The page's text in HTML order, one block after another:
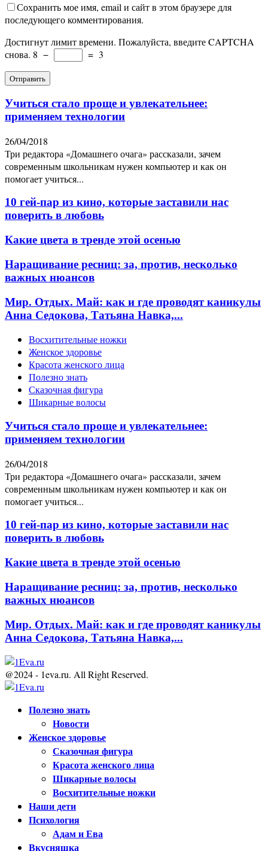
Сохранить мое имя, email и сайт в этом браузере для
последующего комментирования.
Достигнут лимит времени. Пожалуйста, введите CAPTCHA
снова. 8 − = 3
Учиться стало проще и увлекательнее:
применяем технологии
26/04/2018
Три редактора «Домашнего очага» рассказали, зачем
современным школьникам нужен компьютер и как он
помогает учиться...
10 гей-пар из кино, которые заставили нас
поверить в любовь
Какие цвета в тренде этой осенью
Наращивание ресниц: за, против, несколько
важных нюансов
Мир. Отдых. Май: как и где проводят каникулы
Анна Седокова, Татьяна Навка,...
Восхитительные ножки
Женское здоровье
Красота женского лица
Полезно знать
Сказочная фигура
Шикарные волосы
Учиться стало проще и увлекательнее:
применяем технологии
26/04/2018
Три редактора «Домашнего очага» рассказали, зачем
современным школьникам нужен компьютер и как он
помогает учиться...
10 гей-пар из кино, которые заставили нас
поверить в любовь
Какие цвета в тренде этой осенью
Наращивание ресниц: за, против, несколько
важных нюансов
Мир. Отдых. Май: как и где проводят каникулы
Анна Седокова, Татьяна Навка,...
@2024 - 1eva.ru. All Right Reserved.
Полезно знать
Новости
Женское здоровье
Сказочная фигура
Красота женского лица
Шикарные волосы
Восхитительные ножки
Наши дети
Психология
Адам и Ева
Вкусняшка